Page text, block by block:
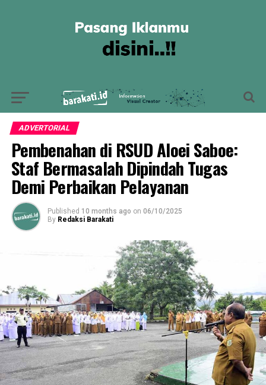
ADVERTORIAL
Pembenahan di RSUD Aloei Saboe:
Staf Bermasalah Dipindah Tugas
Demi Perbaikan Pelayanan
Published 10 months ago on 06/10/2025
By Redaksi Barakati